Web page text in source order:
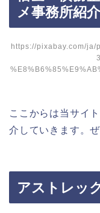
メ事務所紹介
https://pixabay.com/ja/
ここからは当サイ
介していきます。
アストレッ